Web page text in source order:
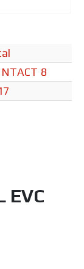
8
EVC